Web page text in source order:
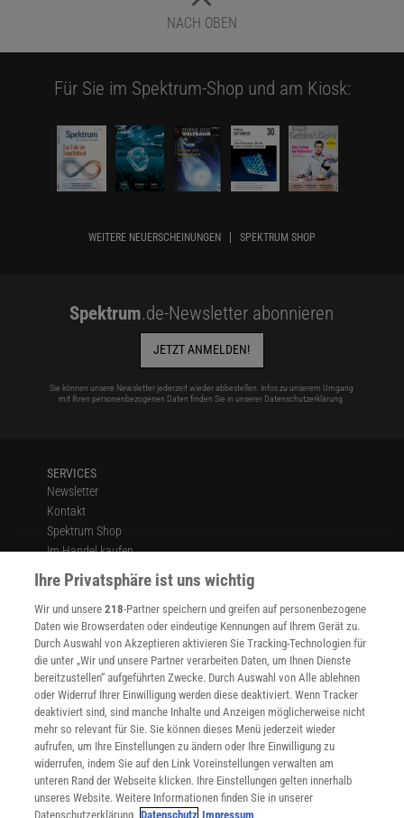
NACH OBEN
Für Sie im Spektrum-Shop und am Kiosk:
WEITERE NEUERSCHEINUNGEN SPEKTRUM SHOP
Spektrum.de-Newsletter abonnieren
JETZT ANMELDEN!
Sie können unsere Newsletter jederzeit wieder abbestellen. Infos zu unserem Umgang
mit Ihren personenbezogenen Daten finden Sie in unserer Datenschutzerklärung.
SERVICES
Newsletter
Kontakt
Spektrum Shop
Im Handel kaufen
Presse
Verträge kündigen
Widerruf
INFO
Mediadaten
Datenschutz
Nutzungsbedingungen
Cookie-Einstellungen
Utiq verwalten
Nutzungsbasierte Onlinewerbung
Alle Artikel
Impressum
Ihre Privatsphäre ist uns wichtig
Wir und unsere218-Partner speichern und greifen auf personenbezogene
Daten wie Browserdaten oder eindeutige Kennungen auf Ihrem Gerät zu.
Durch Auswahl von Akzeptieren aktivieren Sie Tracking-Technologien für
die unter „Wir und unsere Partner verarbeiten Daten, um Ihnen Dienste
bereitzustellen“ aufgeführten Zwecke. Durch Auswahl von Alle ablehnen
oder Widerruf Ihrer Einwilligung werden diese deaktiviert. Wenn Tracker
deaktiviert sind, sind manche Inhalte und Anzeigen möglicherweise nicht
mehr so relevant für Sie. Sie können dieses Menü jederzeit wieder
aufrufen, um Ihre Einstellungen zu ändern oder Ihre Einwilligung zu
widerrufen, indem Sie auf den Link Voreinstellungen verwalten am
unteren Rand der Webseite klicken. Ihre Einstellungen gelten innerhalb
unseres Website. Weitere Informationen finden Sie in unserer
Datenschutzerklärung. Datenschutz Impressum